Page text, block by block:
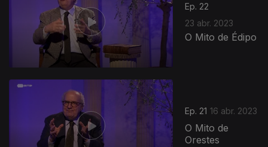
Ep. 22
23 abr. 2023
O Mito de Édipo
Ep. 21 16 abr. 2023
O Mito de
Orestes